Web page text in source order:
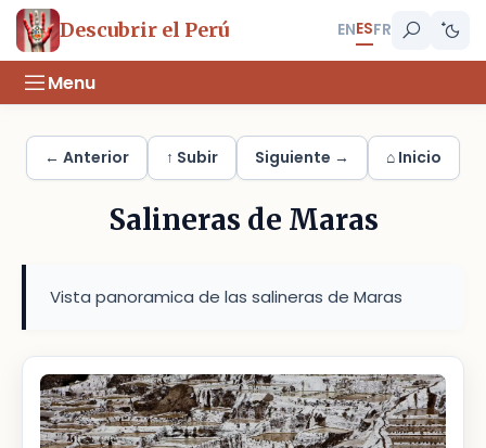
Descubrir el Perú ENESFR
Menu
← Anterior ↑ Subir Siguiente → ⌂ Inicio
Salineras de Maras
Vista panoramica de las salineras de Maras